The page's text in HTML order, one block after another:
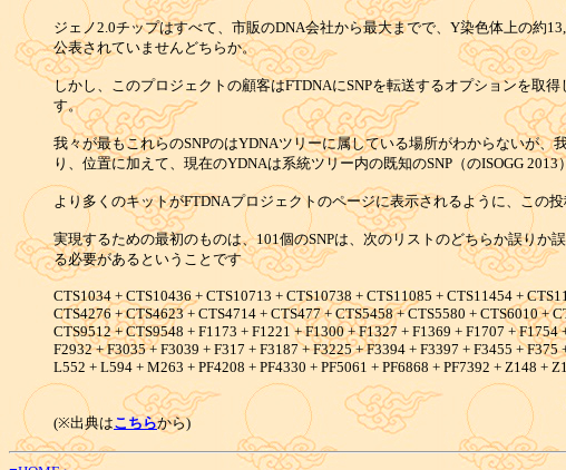
ジェノ2.0チップはすべて、市販のDNA会社から最大までで、Y染色体上の約
公表されていませんどちらか。
しかし、このプロジェクトの顧客はFTDNAにSNPを転送するオプションを取
す。
我々が最もこれらのSNPのはYDNAツリーに属している場所がわからないが
り、位置に加えて、現在のYDNAは系統ツリー内の既知のSNP（のISOGG
より多くのキットがFTDNAプロジェクトのページに表示されるように、この
実現するための最初のものは、101個のSNPは、次のリストのどちらか誤り
る必要があるということです
CTS1034 + CTS10436 + CTS10713 + CTS10738 + CTS11085 + CTS11454 +
CTS4276 + CTS4623 + CTS4714 + CTS477 + CTS5458 + CTS5580 + CTS6010 +
CTS9512 + CTS9548 + F1173 + F1221 + F1300 + F1327 + F1369 + F1707 +
F2932 + F3035 + F3039 + F317 + F3187 + F3225 + F3394 + F3397 + F3455 +
L552 + L594 + M263 + PF4208 + PF4330 + PF5061 + PF6868 + PF7392 + Z148 +
(※出典はこちらから)